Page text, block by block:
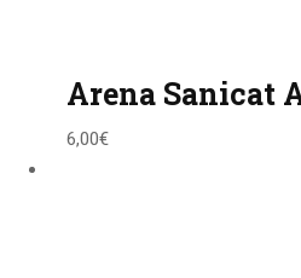
Arena Sanicat
6,00€